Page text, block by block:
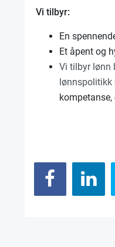
Vi tilbyr:
En
Et åpent og
Vi tilbyr lønn